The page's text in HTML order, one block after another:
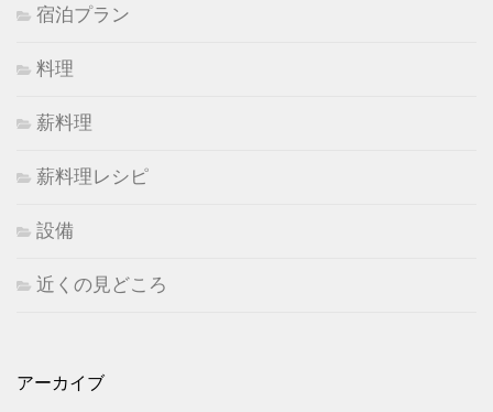
宿泊プラン
料理
薪料理
薪料理レシピ
設備
近くの見どころ
アーカイブ